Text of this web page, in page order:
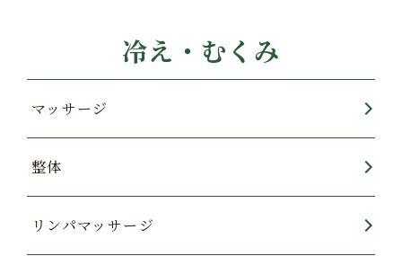
冷え・むくみ
マッサージ
整体
リンパマッサージ